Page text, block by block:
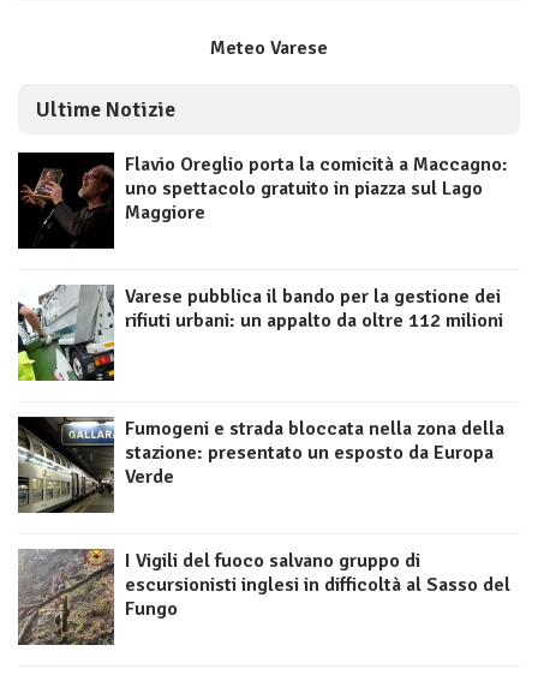
Meteo Varese
Ultime Notizie
Flavio Oreglio porta la comicità a Maccagno:
uno spettacolo gratuito in piazza sul Lago
Maggiore
Varese pubblica il bando per la gestione dei
rifiuti urbani: un appalto da oltre 112 milioni
Fumogeni e strada bloccata nella zona della
stazione: presentato un esposto da Europa
Verde
I Vigili del fuoco salvano gruppo di
escursionisti inglesi in difficoltà al Sasso del
Fungo